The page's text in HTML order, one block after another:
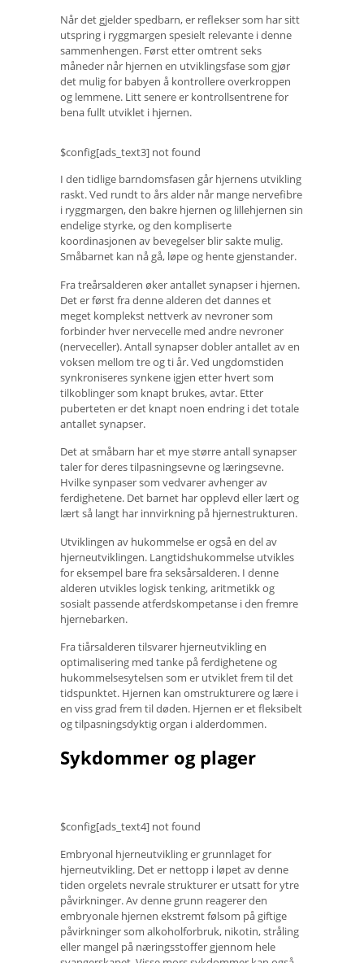
Når det gjelder spedbarn, er reflekser som har sitt
utspring i ryggmargen spesielt relevante i denne
sammenhengen. Først etter omtrent seks
måneder når hjernen en utviklingsfase som gjør
det mulig for babyen å kontrollere overkroppen
og lemmene. Litt senere er kontrollsentrene for
bena fullt utviklet i hjernen.
$config[ads_text3] not found
I den tidlige barndomsfasen går hjernens utvikling
raskt. Ved rundt to års alder når mange nervefibre
i ryggmargen, den bakre hjernen og lillehjernen sin
endelige styrke, og den kompliserte
koordinasjonen av bevegelser blir sakte mulig.
Småbarnet kan nå gå, løpe og hente gjenstander.
Fra treårsalderen øker antallet synapser i hjernen.
Det er først fra denne alderen det dannes et
meget komplekst nettverk av nevroner som
forbinder hver nervecelle med andre nevroner
(nerveceller). Antall synapser dobler antallet av en
voksen mellom tre og ti år. Ved ungdomstiden
synkroniseres synkene igjen etter hvert som
tilkoblinger som knapt brukes, avtar. Etter
puberteten er det knapt noen endring i det totale
antallet synapser.
Det at småbarn har et mye større antall synapser
taler for deres tilpasningsevne og læringsevne.
Hvilke synpaser som vedvarer avhenger av
ferdighetene. Det barnet har opplevd eller lært og
lært så langt har innvirkning på hjernestrukturen.
Utviklingen av hukommelse er også en del av
hjerneutviklingen. Langtidshukommelse utvikles
for eksempel bare fra seksårsalderen. I denne
alderen utvikles logisk tenking, aritmetikk og
sosialt passende atferdskompetanse i den fremre
hjernebarken.
Fra tiårsalderen tilsvarer hjerneutvikling en
optimalisering med tanke på ferdighetene og
hukommelsesytelsen som er utviklet frem til det
tidspunktet. Hjernen kan omstrukturere og lære i
en viss grad frem til døden. Hjernen er et fleksibelt
og tilpasningsdyktig organ i alderdommen.
Sykdommer og plager
$config[ads_text4] not found
Embryonal hjerneutvikling er grunnlaget for
hjerneutvikling. Det er nettopp i løpet av denne
tiden orgelets nevrale strukturer er utsatt for ytre
påvirkninger. Av denne grunn reagerer den
embryonale hjernen ekstremt følsom på giftige
påvirkninger som alkoholforbruk, nikotin, stråling
eller mangel på næringsstoffer gjennom hele